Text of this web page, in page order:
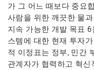
가 그 어느 때보다 중요
사람을 위한 깨끗한 물
지속 가능한 개발 목표
스템에 대한 현재 투자
적 이정표는 정부, 민간
관계자가 협력하고 혁